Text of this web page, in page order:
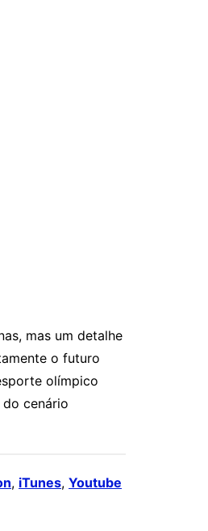
mas um detalhe
o futuro
olímpico
cenário
, iTunes, Youtube